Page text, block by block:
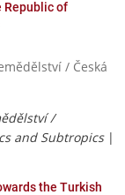
Republic of
/ Česká
/
and Subtropics|
the Turkish